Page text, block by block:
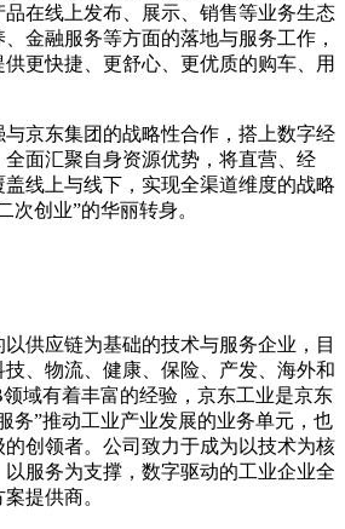
在线上发布、展示、销售等业务生态
金融服务等方面的落地与服务工作，
更快捷、更舒心、更优质的购车、用
京东集团的战略性合作，搭上数字经
面汇聚自身资源优势，将直营、经
线上与线下，实现全渠道维度的战略
次创业”的华丽转身。
供应链为基础的技术与服务企业，目
、物流、健康、保险、产发、海外和
域有着丰富的经验，京东工业是京东
务”推动工业产业发展的业务单元，也
创领者。公司致力于成为以技术为核
服务为支撑，数字驱动的工业企业全
提供商。